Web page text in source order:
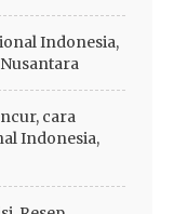
Indonesia,
cara
Indonesia,